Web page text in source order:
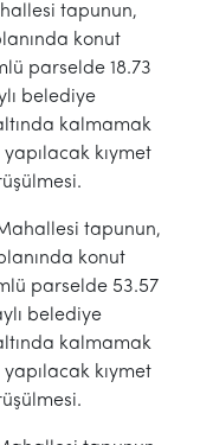
tapunun,
konut
parselde 18.73
belediye
kalmamak
kıymet
tapunun,
konut
parselde 53.57
belediye
kalmamak
kıymet